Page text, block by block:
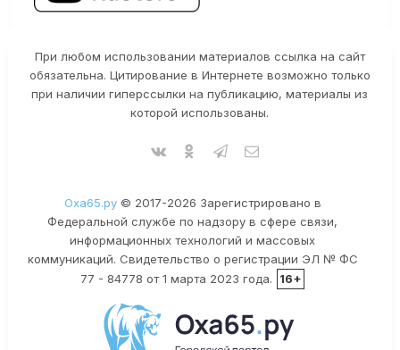
При любом использовании материалов ссылка на сайт
обязательна. Цитирование в Интернете возможно только
при наличии гиперссылки на публикацию, материалы из
которой использованы.
Оха65.ру© 2017-2026 Зарегистрировано в
Федеральной службе по надзору в сфере связи,
информационных технологий и массовых
коммуникаций. Свидетельство о регистрации ЭЛ № ФС
77 - 84778 от 1 марта 2023 года.
16+